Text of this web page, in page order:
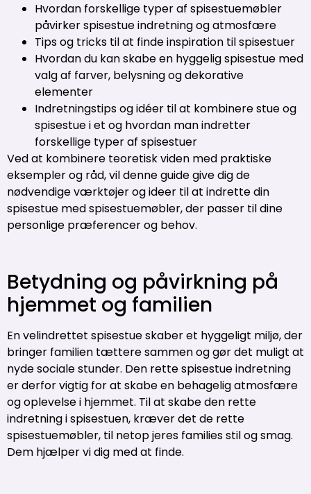
Hvordan forskellige typer af spisestuemøbler
påvirker spisestue indretning og atmosfære
Tips og tricks til at finde inspiration til spisestuer
Hvordan du kan skabe en hyggelig spisestue med
valg af farver, belysning og dekorative
elementer
Indretningstips og idéer til at kombinere stue og
spisestue i et og hvordan man indretter
forskellige typer af spisestuer
Ved at kombinere teoretisk viden med praktiske
eksempler og råd, vil denne guide give dig de
nødvendige værktøjer og ideer til at indrette din
spisestue med spisestuemøbler, der passer til dine
personlige præferencer og behov.
Betydning og påvirkning på
hjemmet og familien
En velindrettet spisestue skaber et hyggeligt miljø, der
bringer familien tættere sammen og gør det muligt at
nyde sociale stunder. Den rette spisestue indretning
er derfor vigtig for at skabe en behagelig atmosfære
og oplevelse i hjemmet. Til at skabe den rette
indretning i spisestuen, kræver det de rette
spisestuemøbler, til netop jeres families stil og smag.
Dem hjælper vi dig med at finde.